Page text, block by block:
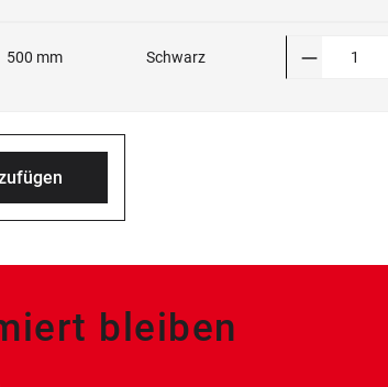
500 mm Schwarz
bleiben